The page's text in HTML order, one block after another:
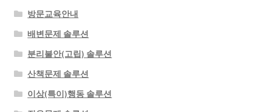
방문교육안내
배변문제 솔루션
분리불안(고립) 솔루션
산책문제 솔루션
이상(특이)행동 솔루션